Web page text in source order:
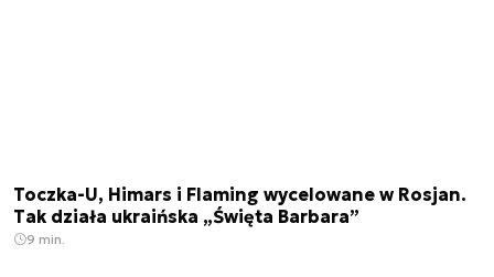
Toczka-U, Himars i Flaming wycelowane w Rosjan.
Tak działa ukraińska „Święta Barbara”
9 min.